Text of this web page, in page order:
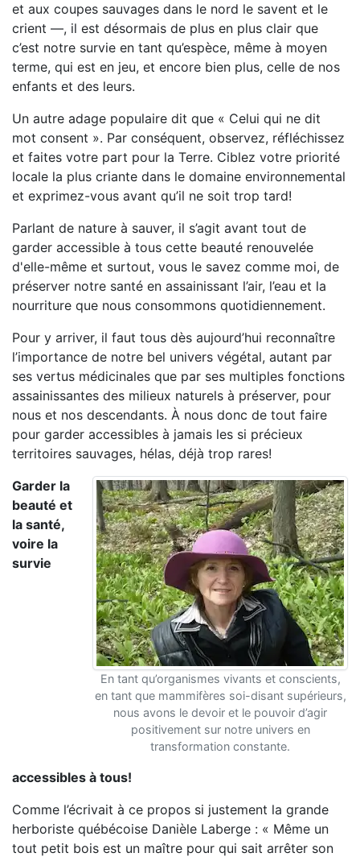
et aux coupes sauvages dans le nord le savent et le
crient —, il est désormais de plus en plus clair que
c’est notre survie en tant qu’espèce, même à moyen
terme, qui est en jeu, et encore bien plus, celle de nos
enfants et des leurs.
Un autre adage populaire dit que « Celui qui ne dit
mot consent ». Par conséquent, observez, réfléchissez
et faites votre part pour la Terre. Ciblez votre priorité
locale la plus criante dans le domaine environnemental
et exprimez-vous avant qu’il ne soit trop tard!
Parlant de nature à sauver, il s’agit avant tout de
garder accessible à tous cette beauté renouvelée
d'elle-même et surtout, vous le savez comme moi, de
préserver notre santé en assainissant l’air, l’eau et la
nourriture que nous consommons quotidiennement.
Pour y arriver, il faut tous dès aujourd’hui reconnaître
l’importance de notre bel univers végétal, autant par
ses vertus médicinales que par ses multiples fonctions
assainissantes des milieux naturels à préserver, pour
nous et nos descendants. À nous donc de tout faire
pour garder accessibles à jamais les si précieux
territoires sauvages, hélas, déjà trop rares!
En tant qu’organismes vivants et conscients,
en tant que mammifères soi-disant supérieurs,
nous avons le devoir et le pouvoir d’agir
positivement sur notre univers en
transformation constante.
Garder la
beauté et
la santé,
voire la
survie
accessibles à tous!
Comme l’écrivait à ce propos si justement la grande
herboriste québécoise Danièle Laberge : « Même un
tout petit bois est un maître pour qui sait arrêter son